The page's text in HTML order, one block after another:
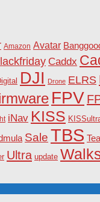
Amazon Avatar
Caddx
DJI Drone ELRS
FPV
iNav KISS
Sale TBS
Ultra update